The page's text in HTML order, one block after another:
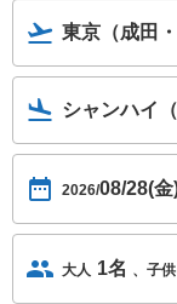
東京（成田・
シャンハイ（
2026/08/28(金
大人 1名 子